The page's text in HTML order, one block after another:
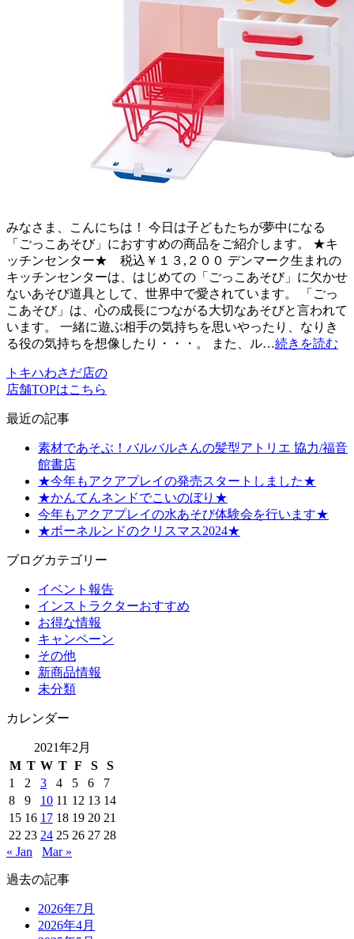
みなさま、こんにちは！ 今日は子どもたちが夢中になる
「ごっこあそび」におすすめの商品をご紹介します。 ★キ
ッチンセンター★ 税込￥１３,２００ デンマーク生まれの
キッチンセンターは、はじめての「ごっこあそび」に欠かせ
ないあそび道具として、世界中で愛されています。 「ごっ
こあそび」は、心の成長につながる大切なあそびと言われて
います。 一緒に遊ぶ相手の気持ちを思いやったり、なりき
る役の気持ちを想像したり・・・。 また、ル…続きを読む
トキハわさだ店の
店舗TOPはこちら
最近の記事
素材であそぶ！バルバルさんの髪型アトリエ 協力/福音
館書店
★今年もアクアプレイの発売スタートしました★
★かんてんネンドでこいのぼり★
今年もアクアプレイの水あそび体験会を行います★
★ボーネルンドのクリスマス2024★
ブログカテゴリー
イベント報告
インストラクターおすすめ
お得な情報
キャンペーン
その他
新商品情報
未分類
カレンダー
2021年2月
M T W T F S
S
1
2 3 4 5 6
7
8
9 10 11 12 13 14
15 16 17 18 19 20 21
22 23 24 25 26 27 28
« Jan
Mar »
過去の記事
2026年7月
2026年4月